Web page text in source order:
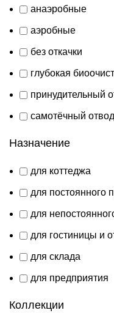
анаэробные
аэробные
без откачки
глубокая
принудительный
самотёчный отвод
Назначение
для коттеджа
для постоянного
для
для гостиницы и
для склада
для предприятия
Коллекции